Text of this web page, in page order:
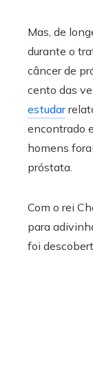
Mas, de
durante o
câncer de
cento das
estudar
encontrado
homens
próstata.
Com o rei
para
foi